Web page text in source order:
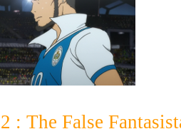
: The False